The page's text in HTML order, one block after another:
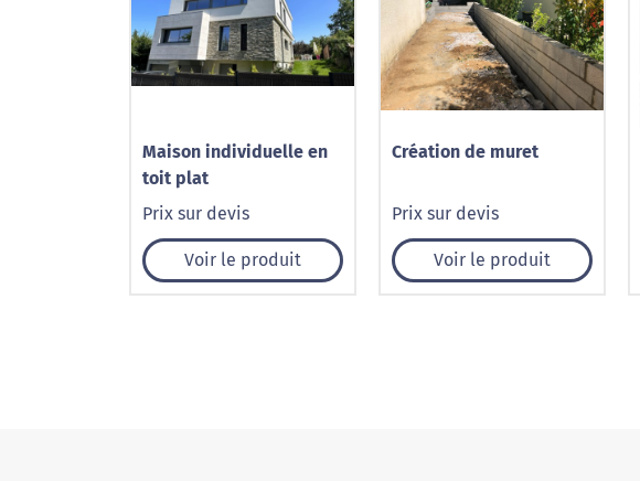
Maison individuelle en
toit plat
Prix sur devis
Voir le produit
Création de muret
Prix sur devis
Voir le produit